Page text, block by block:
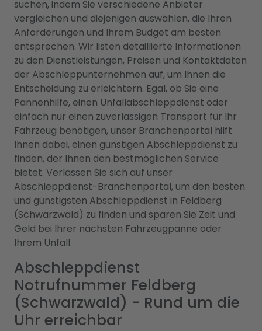
suchen, indem Sie verschiedene Anbieter
vergleichen und diejenigen auswählen, die Ihren
Anforderungen und Ihrem Budget am besten
entsprechen. Wir listen detaillierte Informationen
zu den Dienstleistungen, Preisen und Kontaktdaten
der Abschleppunternehmen auf, um Ihnen die
Entscheidung zu erleichtern. Egal, ob Sie eine
Pannenhilfe, einen Unfallabschleppdienst oder
einfach nur einen zuverlässigen Transport für Ihr
Fahrzeug benötigen, unser Branchenportal hilft
Ihnen dabei, einen günstigen Abschleppdienst zu
finden, der Ihnen den bestmöglichen Service
bietet. Verlassen Sie sich auf unser
Abschleppdienst-Branchenportal, um den besten
und günstigsten Abschleppdienst in Feldberg
(Schwarzwald) zu finden und sparen Sie Zeit und
Geld bei Ihrer nächsten Fahrzeugpanne oder
Ihrem Unfall.
Abschleppdienst
Notrufnummer Feldberg
(Schwarzwald) - Rund um die
Uhr erreichbar